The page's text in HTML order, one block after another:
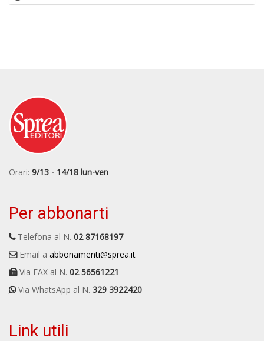
Orari: 9/13 - 14/18 lun-ven
Per abbonarti
Telefona al N. 02 87168197
Email a abbonamenti@sprea.it
Via FAX al N. 02 56561221
Via WhatsApp al N. 329 3922420
Link utili